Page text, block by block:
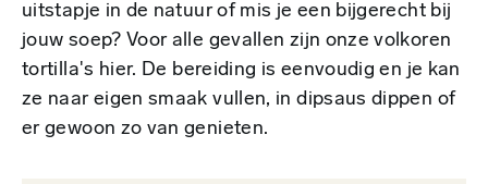
uitstapje in de natuur of mis je een bijgerecht bij
jouw soep? Voor alle gevallen zijn onze volkoren
tortilla's hier. De bereiding is eenvoudig en je kan
ze naar eigen smaak vullen, in dipsaus dippen of
er gewoon zo van genieten.